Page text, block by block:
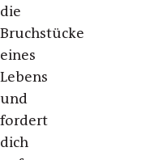
die
Bruchstücke
eines
Lebens
und
fordert
dich